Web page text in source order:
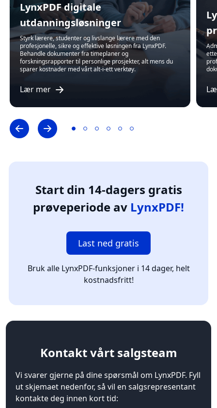
LynxPDF digitale
utdanningsløsninger
Styrk lærere, studenter og livslange lærere med den
profesjonelle, sikre og effektive løsningen fra LynxPDF.
Behandle dokumenter fra timeplaner og
forskningsrapporter til personlige prosjekter, alt mens du
sparer kostnader med vårt alt-i-ett verktøy.
Lær mer
Start din 14-dagers gratis
prøveperiode av LynxPDF!
Last ned gratis
Bruk alle LynxPDF-funksjoner i 14 dager, helt
kostnadsfritt!
Kontaktvårt salgsteam
Vi svarer gjerne på dine spørsmål om LynxPDF. Fyll
ut skjemaet nedenfor, så vil en salgsrepresentant
kontakte deg innen kort tid: